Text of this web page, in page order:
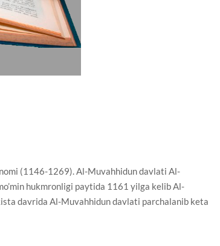
(1146-1269). Al-Muvahhidun davlati Al-
hukmronligi paytida 1161 yilga kelib Al-
davrida Al-Muvahhidun davlati parchalanib keta